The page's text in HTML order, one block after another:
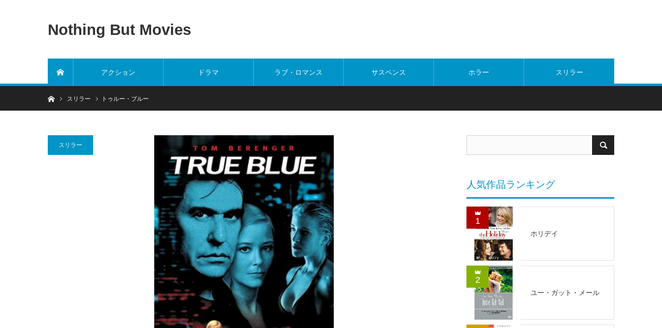
Nothing But Movies
アクション ドラマ ラブ・ロマンス サスペンス ホラー スリラー
ホームスリラー トゥルー・ブルー
スリラー
人気作品ランキング
1
ホリデイ
2
ユー・ガット・メール